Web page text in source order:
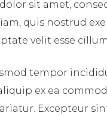
sit amet,
quis nostrud
velit esse
tempor
ex ea
Excepteur